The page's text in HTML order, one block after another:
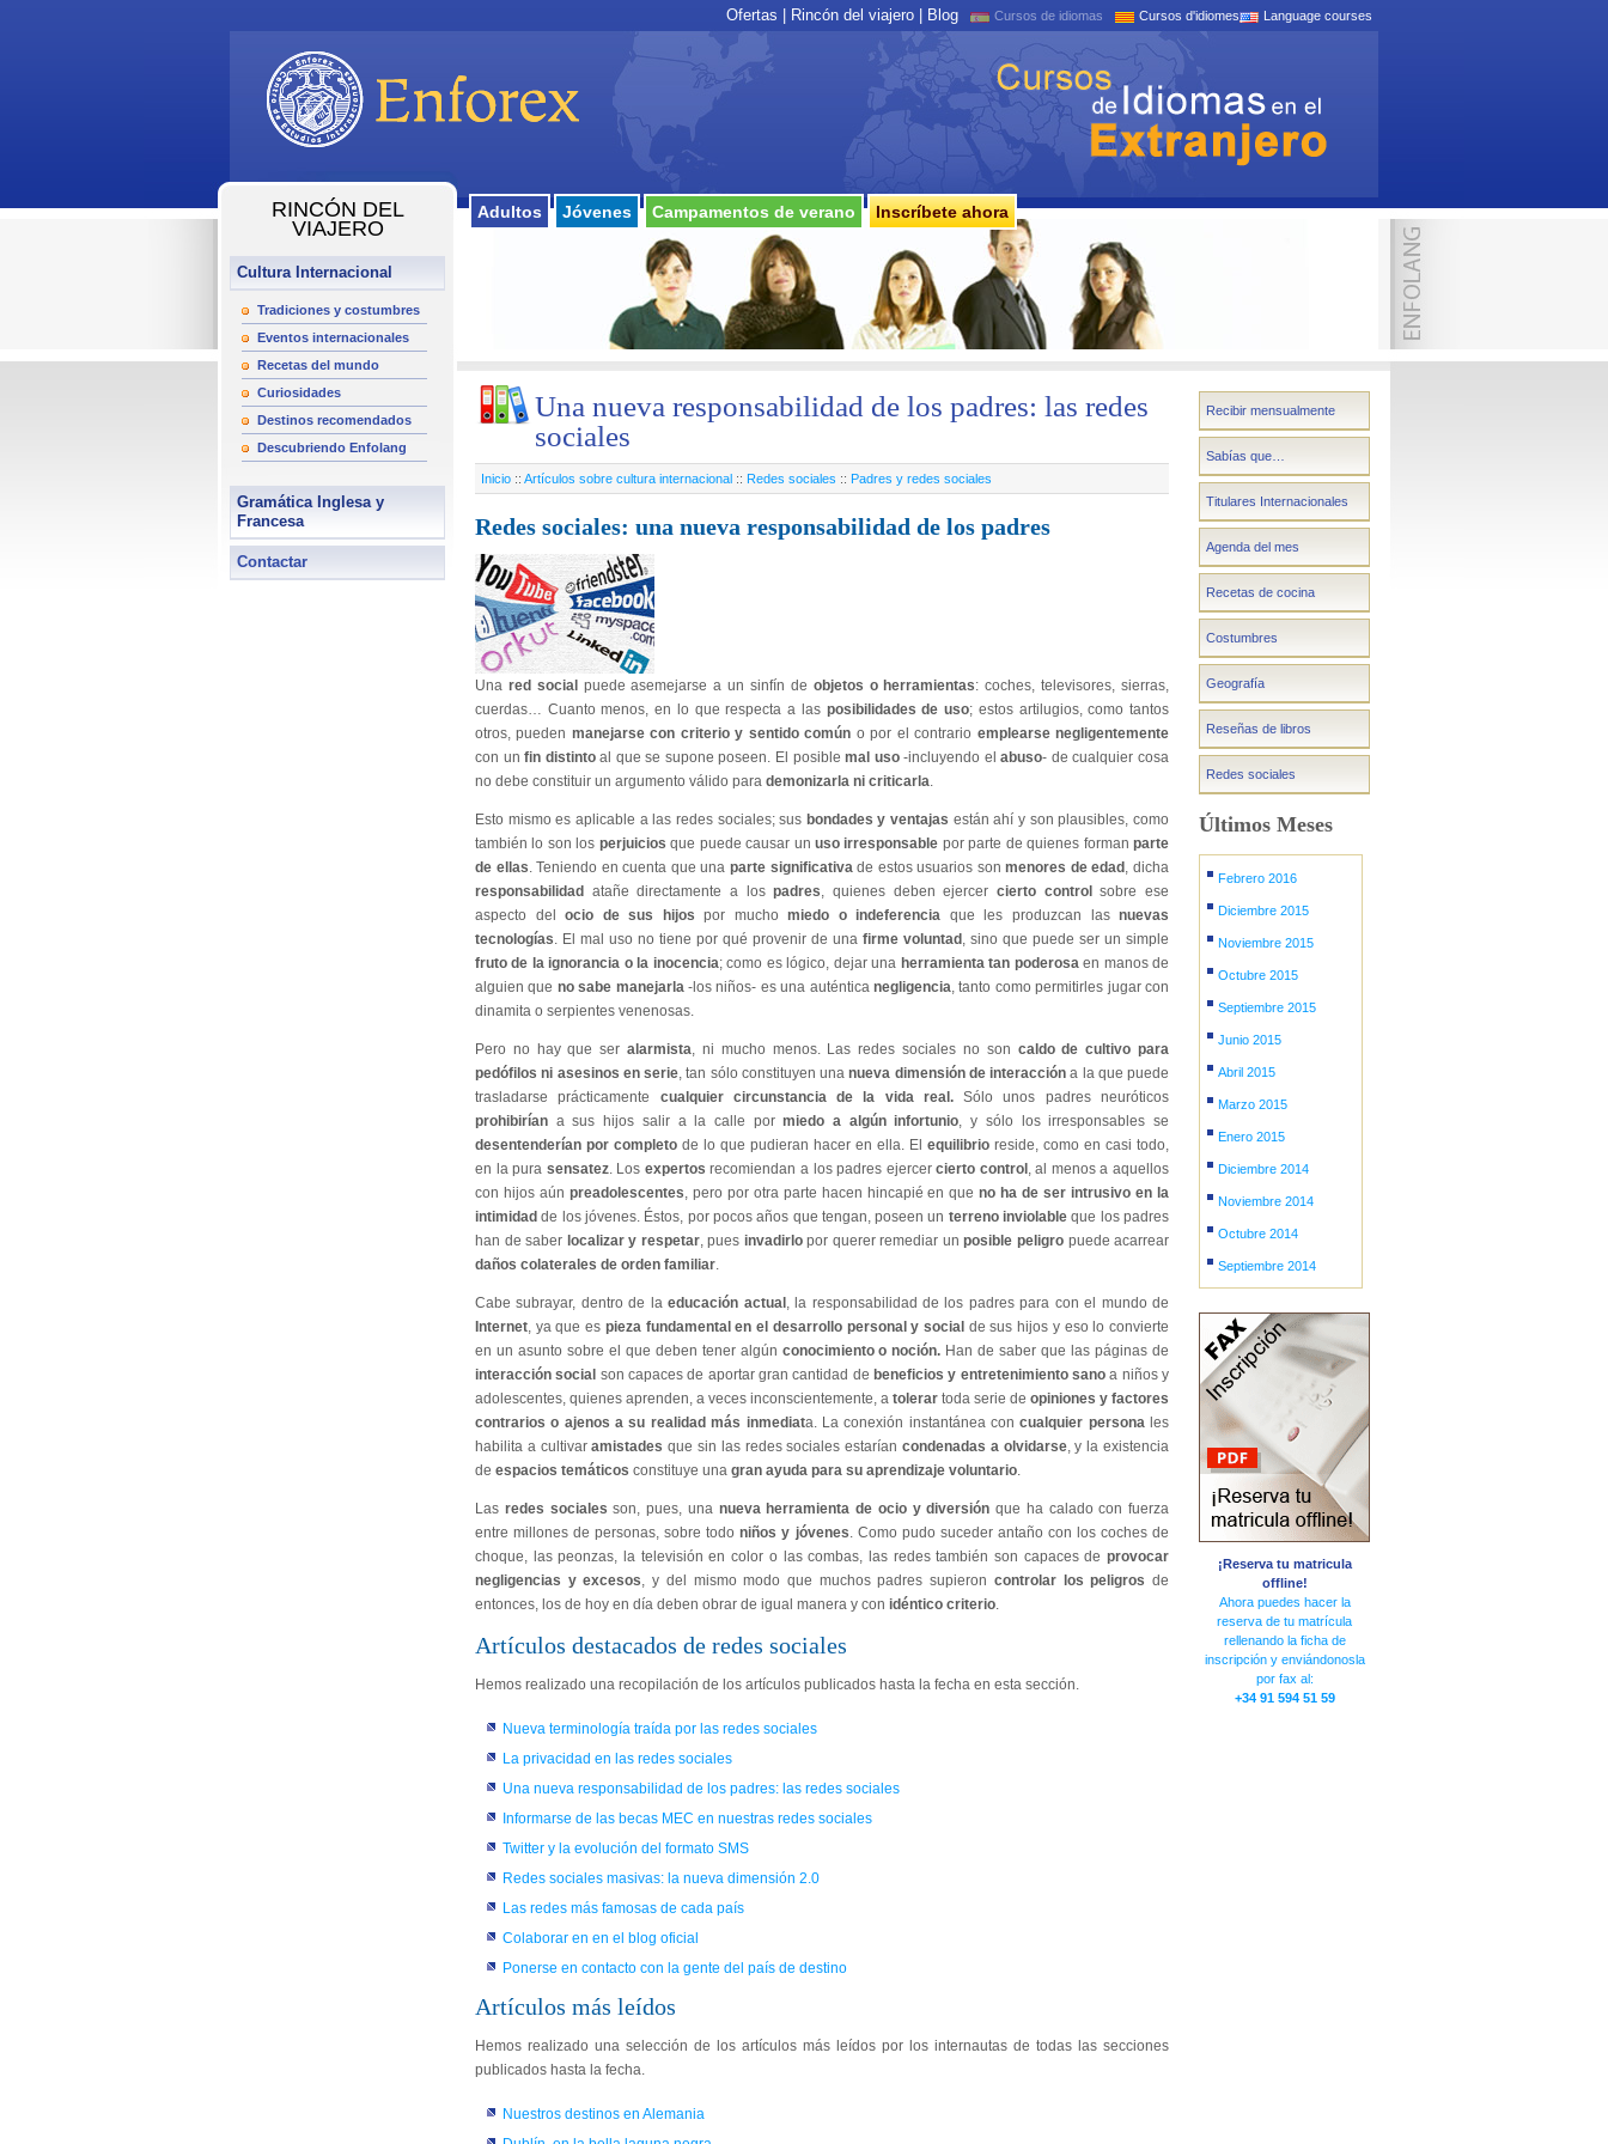
Cursos de idiomas Cursos d'idiomes Language courses
Ofertas Rincón del viajero Blog
Adultos Jóvenes Campamentos de verano Inscríbete ahora
RINCÓN DEL
VIAJERO
Cultura Internacional
Tradiciones y costumbres
Eventos internacionales
Recetas del mundo
Curiosidades
Destinos recomendados
Descubriendo Enfolang
Gramática Inglesa y
Francesa
Contactar
Una nueva responsabilidad de los padres: las redes
sociales
Inicio :: Artículos sobre cultura internacional :: Redes sociales :: Padres y redes sociales
Redes sociales: una nueva responsabilidad de los padres
Una red social puede asemejarse a un sinfín de objetos o herramientas: coches, televisores, sierras,
cuerdas… Cuanto menos, en lo que respecta a las posibilidades de uso; estos artilugios, como tantos
otros, pueden manejarse con criterio y sentido común o por el contrario emplearse negligentemente
con unfin distintoal que se supone poseen. El posiblemal uso-incluyendo elabuso- de cualquier cosa
no debe constituir un argumento válido para demonizarla ni criticarla.
Esto mismo es aplicable a las redes sociales; sus bondades y ventajas están ahí y son plausibles, como
también lo son los perjuicios que puede causar un uso irresponsable por parte de quienes forman parte
de ellas. Teniendo en cuenta que una parte significativade estos usuarios sonmenores de edad , dicha
responsabilidad
atañe directamente a lospadres, quienes deben ejercercierto control
sobre ese
aspecto delocio de sus hijos por muchomiedo o indeferencia que les produzcan lasnuevas
tecnologías. El mal uso no tiene por qué provenir de una firme voluntad , sino que puede ser un simple
fruto de la ignorancia o la inocencia; como es lógico, dejar una herramienta tan poderosaen manos de
alguien que no sabe manejarla-los niños- es una auténticanegligencia, tanto como permitirles jugar con
dinamita o serpientes venenosas.
Pero no hay que seralarmista, ni mucho menos. Las redes sociales no son caldo de cultivo para
pedófilos ni asesinos en serie, tan sólo constituyen unanueva dimensión de interacción a la que puede
trasladarse prácticamente cualquier circunstancia de la vida real.Sólo unos padres neuróticos
prohibirían a sus hijos salir a la calle pormiedo a algún infortunio, y sólo los irresponsables se
desentenderían por completo de lo que pudieran hacer en ella. El equilibrio reside, como en casi todo,
en la pura sensatez. Los expertos recomiendan a los padres ejercercierto control , al menos a aquellos
con hijos aún preadolescentes, pero por otra parte hacen hincapié en queno ha de ser intrusivo en la
intimidadde los jóvenes. Éstos, por pocos años que tengan, poseen un terreno inviolable que los padres
han de saber localizar y respetar, pues invadirlopor querer remediar unposible peligropuede acarrear
daños colaterales de orden familiar.
Cabe subrayar, dentro de laeducación actual , la responsabilidad de los padres para con el mundo de
Internet, ya que es pieza fundamental en el desarrollo personal y social de sus hijos y eso lo convierte
en un asunto sobre el que deben tener algún conocimiento o noción. Han de saber que las páginas de
interacción social son capaces de aportar gran cantidad de beneficios y entretenimiento sano a niños y
adolescentes, quienes aprenden, a veces inconscientemente, a tolerar toda serie de opiniones y factores
contrarios o ajenos a su realidad más inmediata. La conexión instantánea concualquier personales
habilita a cultivaramistades que sin las redes sociales estaríancondenadas a olvidarse, y la existencia
de espacios temáticos constituye una gran ayuda para su aprendizaje voluntario.
Las redes sociales son, pues, una nueva herramienta de ocio y diversión que ha calado con fuerza
entre millones de personas, sobre todo niños y jóvenes. Como pudo suceder antaño con los coches de
choque, las peonzas, la televisión en color o las combas, las redes también son capaces de provocar
negligencias y excesos, y del mismo modo que muchos padres supieron controlar los peligrosde
entonces, los de hoy en día deben obrar de igual manera y con idéntico criterio.
Artículos destacados de redes sociales
Hemos realizado una recopilación de los artículos publicados hasta la fecha en esta sección.
Nueva terminología traída por las redes sociales
La privacidad en las redes sociales
Una nueva responsabilidad de los padres: las redes sociales
Informarse de las becas MEC en nuestras redes sociales
Twitter y la evolución del formato SMS
Redes sociales masivas: la nueva dimensión 2.0
Las redes más famosas de cada país
Colaborar en en el blog oficial
Ponerse en contacto con la gente del país de destino
Artículos más leídos
Hemos realizado una selección de los artículos más leídos por los internautas de todas las secciones
publicados hasta la fecha.
Nuestros destinos en Alemania
Recibir mensualmente
Sabías que…
Titulares Internacionales
Agenda del mes
Recetas de cocina
Costumbres
Geografía
Reseñas de libros
Redes sociales
Últimos Meses
Febrero 2016
Diciembre 2015
Noviembre 2015
Octubre 2015
Septiembre 2015
Junio 2015
Abril 2015
Marzo 2015
Enero 2015
Diciembre 2014
Noviembre 2014
Octubre 2014
Septiembre 2014
¡Reserva tu matricula
offline!
Ahora puedes hacer la
reserva de tu matrícula
rellenando la ficha de
inscripción y enviándonosla
por fax al:
+34 91 594 51 59